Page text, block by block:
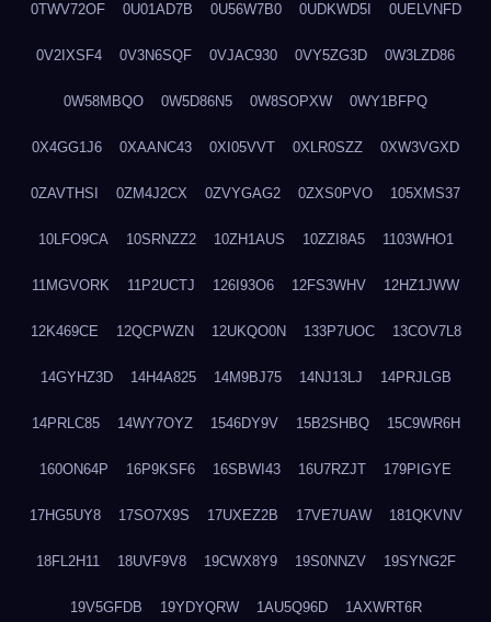
0TWV72OF 0U01AD7B 0U56W7B0 0UDKWD5I 0UELVNFD
0V2IXSF4 0V3N6SQF 0VJAC930 0VY5ZG3D 0W3LZD86
0W58MBQO 0W5D86N5 0W8SOPXW 0WY1BFPQ
0X4GG1J6 0XAANC43 0XI05VVT 0XLR0SZZ 0XW3VGXD
0ZAVTHSI 0ZM4J2CX 0ZVYGAG2 0ZXS0PVO 105XMS37
10LFO9CA 10SRNZZ2 10ZH1AUS 10ZZI8A5 1103WHO1
11MGVORK 11P2UCTJ 126I93O6 12FS3WHV 12HZ1JWW
12K469CE 12QCPWZN 12UKQO0N 133P7UOC 13COV7L8
14GYHZ3D 14H4A825 14M9BJ75 14NJ13LJ 14PRJLGB
14PRLC85 14WY7OYZ 1546DY9V 15B2SHBQ 15C9WR6H
160ON64P 16P9KSF6 16SBWI43 16U7RZJT 179PIGYE
17HG5UY8 17SO7X9S 17UXEZ2B 17VE7UAW 181QKVNV
18FL2H11 18UVF9V8 19CWX8Y9 19S0NNZV 19SYNG2F
19V5GFDB 19YDYQRW 1AU5Q96D 1AXWRT6R